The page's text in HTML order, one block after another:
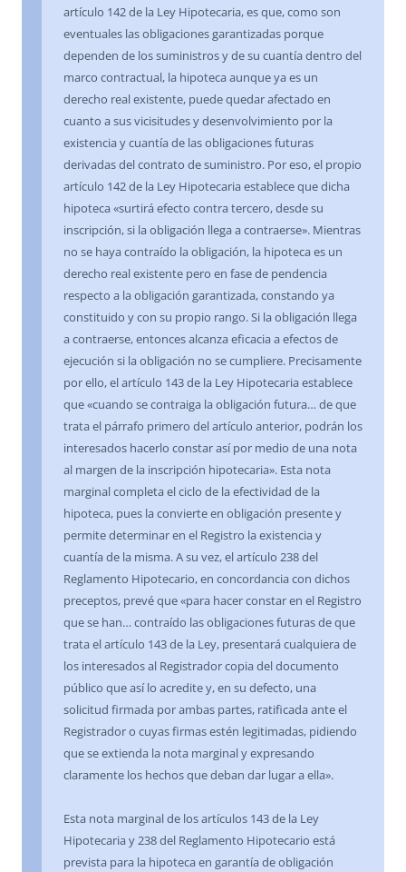
artículo 142 de la Ley Hipotecaria, es que, como son
eventuales las obligaciones garantizadas porque
dependen de los suministros y de su cuantía dentro del
marco contractual, la hipoteca aunque ya es un
derecho real existente, puede quedar afectado en
cuanto a sus vicisitudes y desenvolvimiento por la
existencia y cuantía de las obligaciones futuras
derivadas del contrato de suministro. Por eso, el propio
artículo 142 de la Ley Hipotecaria establece que dicha
hipoteca «surtirá efecto contra tercero, desde su
inscripción, si la obligación llega a contraerse». Mientras
no se haya contraído la obligación, la hipoteca es un
derecho real existente pero en fase de pendencia
respecto a la obligación garantizada, constando ya
constituido y con su propio rango. Si la obligación llega
a contraerse, entonces alcanza eficacia a efectos de
ejecución si la obligación no se cumpliere. Precisamente
por ello, el artículo 143 de la Ley Hipotecaria establece
que «cuando se contraiga la obligación futura… de que
trata el párrafo primero del artículo anterior, podrán los
interesados hacerlo constar así por medio de una nota
al margen de la inscripción hipotecaria». Esta nota
marginal completa el ciclo de la efectividad de la
hipoteca, pues la convierte en obligación presente y
permite determinar en el Registro la existencia y
cuantía de la misma. A su vez, el artículo 238 del
Reglamento Hipotecario, en concordancia con dichos
preceptos, prevé que «para hacer constar en el Registro
que se han… contraído las obligaciones futuras de que
trata el artículo 143 de la Ley, presentará cualquiera de
los interesados al Registrador copia del documento
público que así lo acredite y, en su defecto, una
solicitud firmada por ambas partes, ratificada ante el
Registrador o cuyas firmas estén legitimadas, pidiendo
que se extienda la nota marginal y expresando
claramente los hechos que deban dar lugar a ella».
Esta nota marginal de los artículos 143 de la Ley
Hipotecaria y 238 del Reglamento Hipotecario está
prevista para la hipoteca en garantía de obligación